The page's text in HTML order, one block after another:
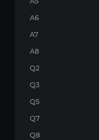
A6
A7
A8
Q2
Q3
Q5
Q7
Q8